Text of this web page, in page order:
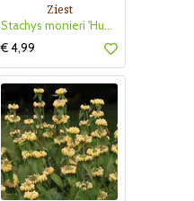
Ziest
Stachys monieri 'Hummelo'
€ 4,99